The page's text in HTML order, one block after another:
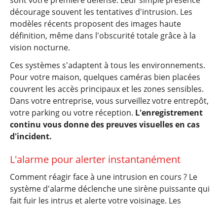
décourage souvent les tentatives d'intrusion. Les
modèles récents proposent des images haute
définition, même dans l'obscurité totale grâce à la
vision nocturne.
Ces systèmes s'adaptent à tous les environnements.
Pour votre maison, quelques caméras bien placées
couvrent les accès principaux et les zones sensibles.
Dans votre entreprise, vous surveillez votre entrepôt,
votre parking ou votre réception. L'enregistrement
continu vous donne des preuves visuelles en cas
d'incident.
L'alarme pour alerter instantanément
Comment réagir face à une intrusion en cours ? Le
système d'alarme déclenche une sirène puissante qui
fait fuir les intrus et alerte votre voisinage. Les